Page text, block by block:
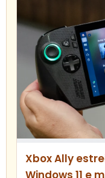
Xbox Ally
Windows 11 e